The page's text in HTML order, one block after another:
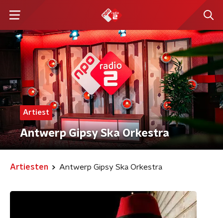
Artiest
Antwerp Gipsy Ska Orkestra
Artiesten Antwerp Gipsy Ska Orkestra